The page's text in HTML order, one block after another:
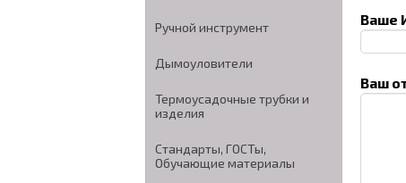
Ручной инструмент
Дымоуловители
Термоусадочные трубки и
изделия
Стандарты, ГОСТы,
Обучающие материалы
Ваше
Ваш